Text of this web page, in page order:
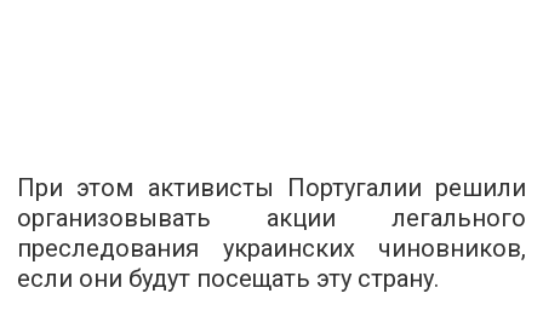
При этом активисты Португалии решили
организовывать акции легального
преследования украинских чиновников,
если они будут посещать эту страну.